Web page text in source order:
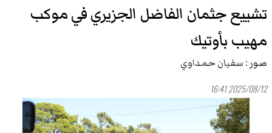
تشييع جثمان الفاضل الجزيري في موكب
مهيب بأوتيك
صور : سفيان حمداوي
2025/08/12 16:41